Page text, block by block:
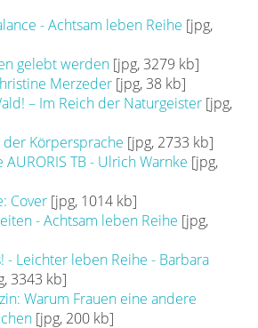
- Achtsam leben Reihe [jpg,
gelebt werden[jpg, 3279 kb]
Merzeder[jpg, 38 kb]
– Im Reich der Naturgeister[jpg,
Körpersprache [jpg, 2733 kb]
TB - Ulrich Warnke [jpg,
Cover[jpg, 1014 kb]
- Achtsam leben Reihe [jpg,
- Leichter leben Reihe - Barbara
3343 kb]
Warum Frauen eine andere
[jpg, 200 kb]